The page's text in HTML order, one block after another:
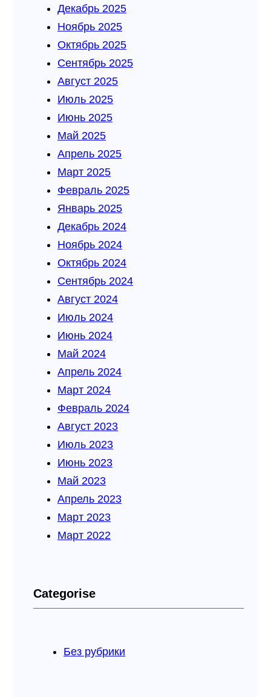
Декабрь 2025
Ноябрь 2025
Октябрь 2025
Сентябрь 2025
Август 2025
Июль 2025
Июнь 2025
Май 2025
Апрель 2025
Март 2025
Февраль 2025
Январь 2025
Декабрь 2024
Ноябрь 2024
Октябрь 2024
Сентябрь 2024
Август 2024
Июль 2024
Июнь 2024
Май 2024
Апрель 2024
Март 2024
Февраль 2024
Август 2023
Июль 2023
Июнь 2023
Май 2023
Апрель 2023
Март 2023
Март 2022
Categorise
Без рубрики